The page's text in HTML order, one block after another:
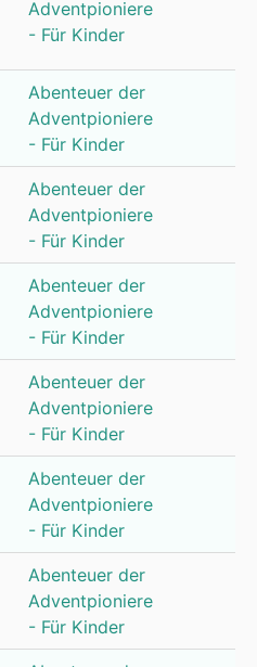
Adventpioniere
- Für Kinder
Abenteuer der
Adventpioniere
- Für Kinder
Abenteuer der
Adventpioniere
- Für Kinder
Abenteuer der
Adventpioniere
- Für Kinder
Abenteuer der
Adventpioniere
- Für Kinder
Abenteuer der
Adventpioniere
- Für Kinder
Abenteuer der
Adventpioniere
- Für Kinder